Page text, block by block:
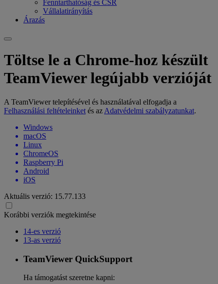
Fenntarthatóság és CSR
Vállalatirányítás
Árazás
Töltse le a Chrome-hoz készült
TeamViewer legújabb verzióját
A TeamViewer telepítésével és használatával elfogadja a
Felhasználási feltételeinket és az Adatvédelmi szabályzatunkat.
Windows
macOS
Linux
ChromeOS
Raspberry Pi
Android
iOS
Aktuális verzió: 15.77.133
Korábbi verziók megtekintése
14-es verzió
13-as verzió
TeamViewer QuickSupport
Ha támogatást szeretne kapni: